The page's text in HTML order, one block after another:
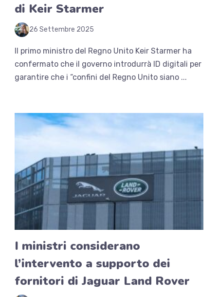
di Keir Starmer
26 Settembre 2025
Il primo ministro del Regno Unito Keir Starmer ha
confermato che il governo introdurrà ID digitali per
garantire che i “confini del Regno Unito siano ...
I ministri considerano
l’intervento a supporto dei
fornitori di Jaguar Land Rover